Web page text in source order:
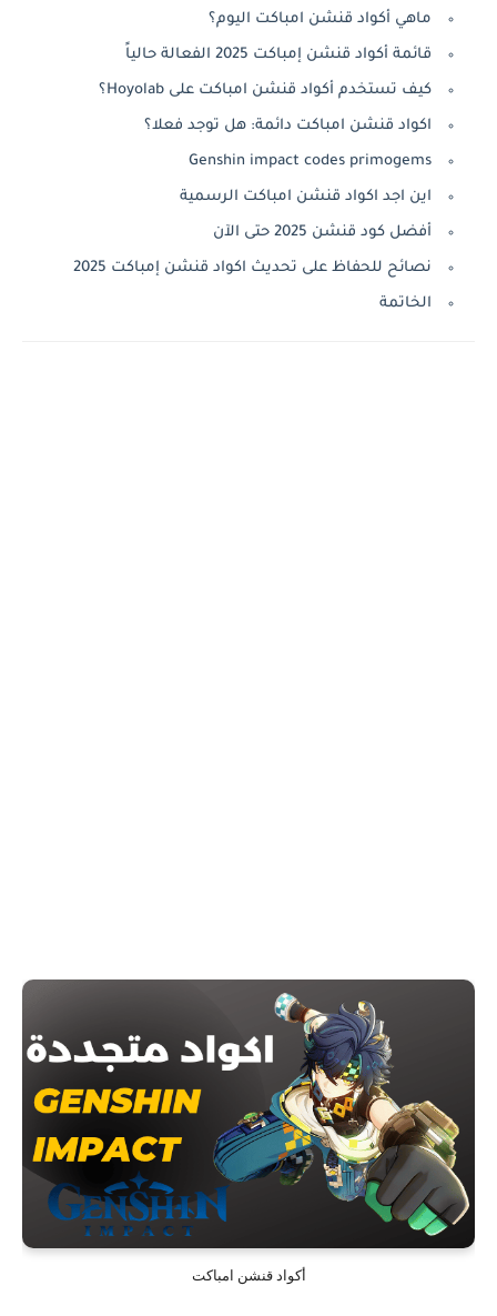
ماهي أكواد قنشن امباكت اليوم؟
قائمة أكواد قنشن إمباكت 2025 الفعالة حالياً
كيف تستخدم أكواد قنشن امباكت على Hoyolab؟
اكواد قنشن امباكت دائمة: هل توجد فعلا؟
Genshin impact codes primogems
اين اجد اكواد قنشن امباكت الرسمية
أفضل كود قنشن 2025 حتى الآن
نصائح للحفاظ على تحديث اكواد قنشن إمباكت 2025
الخاتمة
أكواد قنشن امباكت